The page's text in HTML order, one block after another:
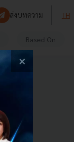
ส่งบทความ TH
Based On
×